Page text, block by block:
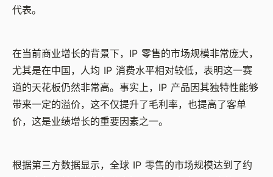
代表。
在当前商业增长的背景下，IP 零售的市场规模非常庞大，
尤其是在中国，人均 IP 消费水平相对较低，表明这一赛
道的天花板仍然非常高。事实上，IP 产品因其独特性能够
带来一定的溢价，这不仅提升了毛利率，也提高了客单
价，这是业绩增长的重要因素之一。
根据第三方数据显示，全球 IP 零售的市场规模达到了约